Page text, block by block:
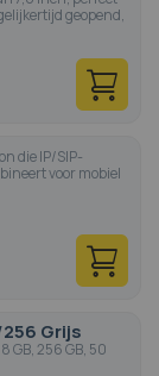
geopend,
die IP/SIP-
voor mobiel
Grijs
GB, 256 GB, 50